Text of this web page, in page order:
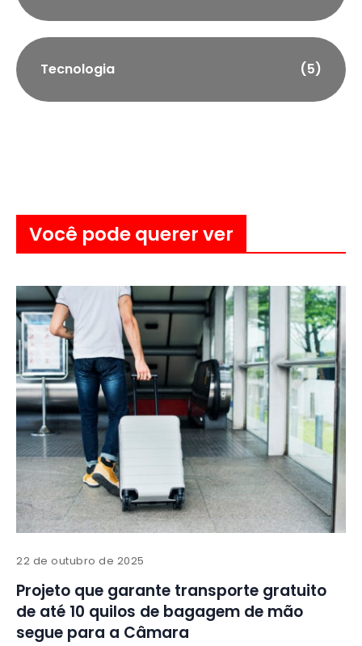
Tecnologia (5)
Você pode querer ver
22 de outubro de 2025
Projeto que garante transporte gratuito
de até 10 quilos de bagagem de mão
segue para a Câmara